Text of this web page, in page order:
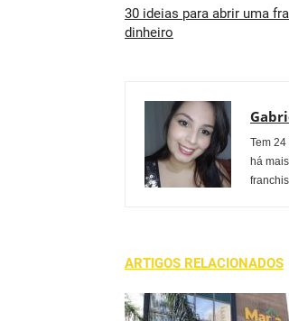
30 ideias para abrir uma
dinheiro
Tem
há
ARTIGOS RELACIONADOS